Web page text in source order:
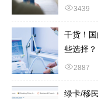
3439
干货！
些选择？
2887
绿卡/移